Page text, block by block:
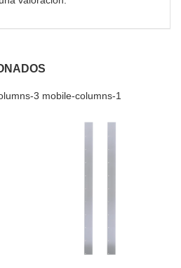
3 mobile-columns-1